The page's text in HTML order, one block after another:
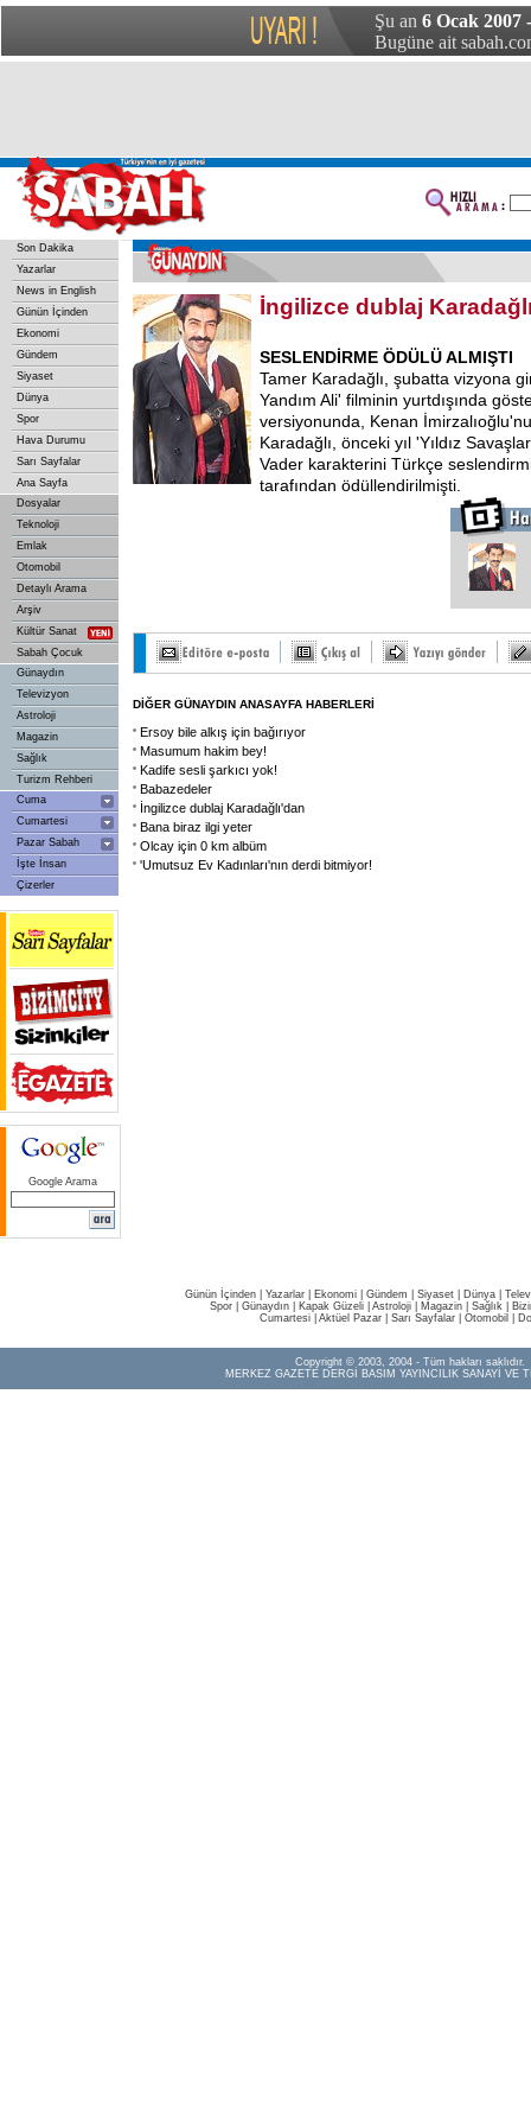
Şu an 6 Ocak 2007
Bugüne ait
Son Dakika
Yazarlar
News in English
Günün İçinden
Ekonomi
Gündem
Siyaset
Dünya
Spor
Hava Durumu
Sarı Sayfalar
Ana Sayfa
Dosyalar
Teknoloji
Emlak
Otomobil
Detaylı Arama
Arşiv
Kültür Sanat
Sabah Çocuk
Günaydın
Televizyon
Astroloji
Magazin
Sağlık
Turizm Rehberi
Cuma
Cumartesi
Pazar Sabah
İşte İnsan
Çizerler
Google Arama
İngilizce dublaj
SESLENDİRME ÖDÜLÜ ALMIŞTI
Tamer Karadağlı, şubatta vizyona
Yandım Ali' filminin yurtdışında
versiyonunda, Kenan
Karadağlı, önceki yıl 'Yıldız
Vader karakterini Türkçe
tarafından ödüllendirilmişti.
DİĞER GÜNAYDIN ANASAYFA HABERLERİ
Ersoy bile alkış için bağırıyor
Masumum hakim bey!
Kadife sesli şarkıcı yok!
Babazedeler
İngilizce dublaj Karadağlı'dan
Bana biraz ilgi yeter
Olcay için 0 km albüm
'Umutsuz Ev Kadınları'nın derdi bitmiyor!
Günün İçinden Yazarlar Ekonomi Gündem Siyaset Dünya |
Spor
Günaydın Kapak Güzeli Astroloji Magazin Sağlık
Cumartesi| Aktüel Pazar| Sarı Sayfalar| Otomobil
Copyright © 2003, 2004 - Tüm hakları saklıdır.
MERKEZ GAZETE DERGİ BASIM YAYINCILIK SANAYİ VE